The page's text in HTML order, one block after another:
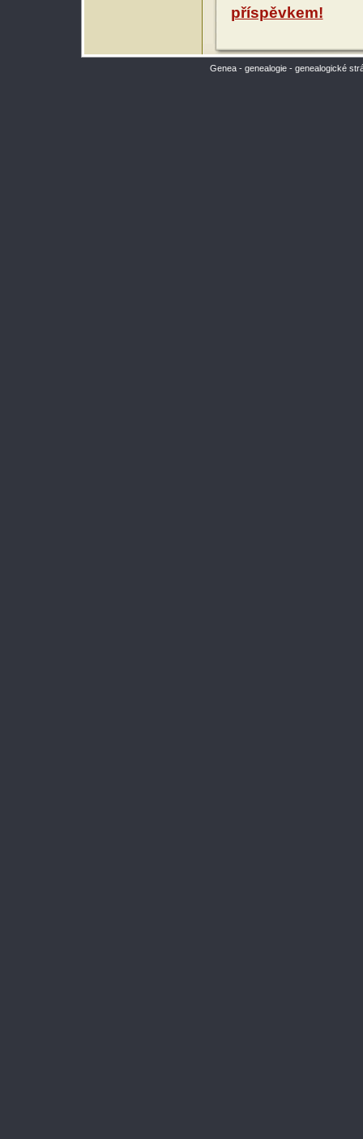
příspěvkem!
Genea - genealogie - genealogické